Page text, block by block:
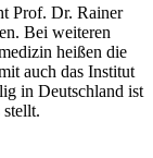
Prof. Dr. Rainer
Bei weiteren
heißen die
auch das Institut
in Deutschland ist